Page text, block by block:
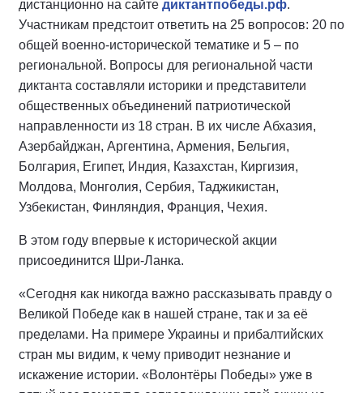
дистанционно на сайте диктантпобеды.рф.
Участникам предстоит ответить на 25 вопросов: 20 по
общей военно-исторической тематике и 5 – по
региональной. Вопросы для региональной части
диктанта составляли историки и представители
общественных объединений патриотической
направленности из 18 стран. В их числе Абхазия,
Азербайджан, Аргентина, Армения, Бельгия,
Болгария, Египет, Индия, Казахстан, Киргизия,
Молдова, Монголия, Сербия, Таджикистан,
Узбекистан, Финляндия, Франция, Чехия.
В этом году впервые к исторической акции
присоединится Шри-Ланка.
«Сегодня как никогда важно рассказывать правду о
Великой Победе как в нашей стране, так и за её
пределами. На примере Украины и прибалтийских
стран мы видим, к чему приводит незнание и
искажение истории. «Волонтёры Победы» уже в